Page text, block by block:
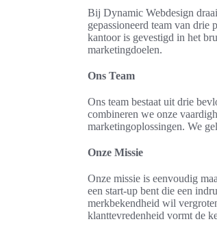
Bij Dynamic Webdesign
gepassioneerd team van drie
kantoor is gevestigd in het
marketingdoelen.
Ons Team
Ons team bestaat uit drie
combineren we onze
marketingoplossingen. We
Onze Missie
Onze missie is eenvoudig
een start-up bent die een
merkbekendheid wil
klanttevredenheid vormt de